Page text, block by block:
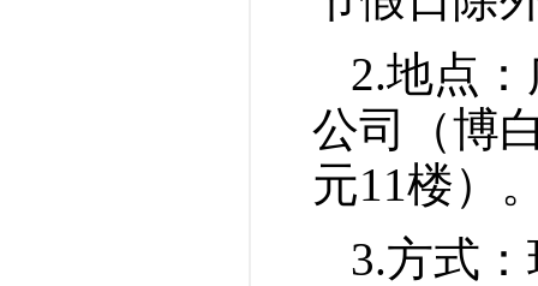
2.地点
公司（博
元11楼）
3.方式